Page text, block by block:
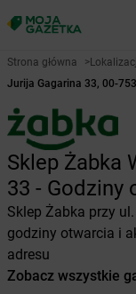
Strona główna >
Jurija Gagarina 33, 00-
Sklep Żabka
33 - Godziny
Sklep Żabka przy
godziny otwarcia i
adresu
Zobacz wszystkie